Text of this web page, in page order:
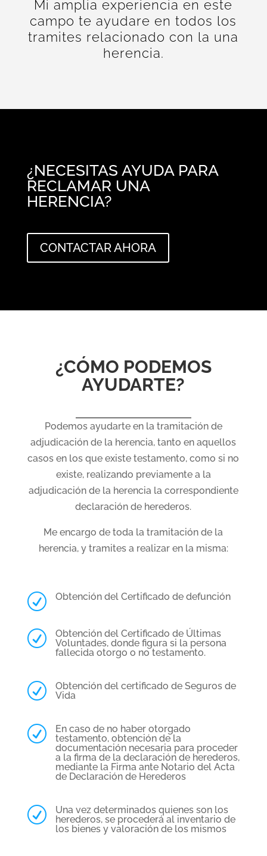
Mi amplia experiencia en este
campo te ayudare en todos los
tramites relacionado con la una
herencia.
¿NECESITAS AYUDA PARA
RECLAMAR UNA
HERENCIA?
CONTACTAR AHORA
¿CÓMO PODEMOS
AYUDARTE?
Podemos ayudarte en la tramitación de
adjudicación de la herencia, tanto en aquellos
casos en los que existe testamento, como si no
existe, realizando previamente a la
adjudicación de la herencia la correspondiente
declaración de herederos.
Me encargo de toda la tramitación de la
herencia, y tramites a realizar en la misma:
R Obtención del Certificado de defunción
R
Obtención del Certificado de Últimas
Voluntades, donde figura si la persona
fallecida otorgo o no testamento.
R
Obtención del certificado de Seguros de
Vida
R
En caso de no haber otorgado
testamento, obtención de la
documentación necesaria para proceder
a la firma de la declaración de herederos,
mediante la Firma ante Notario del Acta
de Declaración de Herederos
R
Una vez determinados quienes son los
herederos, se procederá al inventario de
los bienes y valoración de los mismos